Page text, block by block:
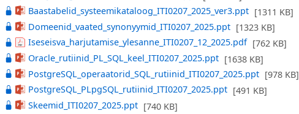
Baastabelid_systeemikataloog_ITI0207_2025_ver3.ppt [1311 KB]
Domeenid_vaated_synonyymid_ITI0207_2025.ppt [1323 KB]
Iseseisva_harjutamise_ylesanne_ITI0207_12_2025.pdf [762 KB]
Oracle_rutiinid_PL_SQL_keel_ITI0207_2025.ppt [1638 KB]
PostgreSQL_operaatorid_SQL_rutiinid_ITI0207_2025.ppt [978 KB]
PostgreSQL_PLpgSQL_rutiinid_ITI0207_2025.ppt [491 KB]
Skeemid_ITI0207_2025.ppt [740 KB]